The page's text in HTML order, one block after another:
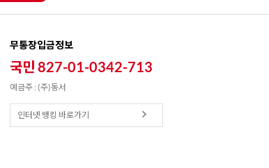
무통장입금정보
국민 827-01-0342-713
예금주 : (주)동서
인터넷 뱅킹 바로가기